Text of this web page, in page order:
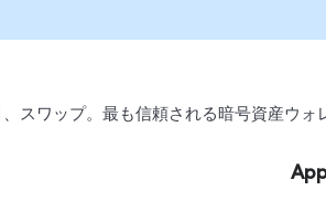
スワップ。最も信頼される暗号資産ウォ